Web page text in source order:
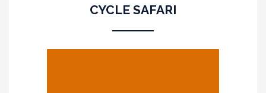
CYCLE SAFARI